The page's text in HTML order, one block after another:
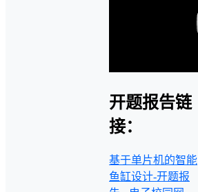
开题报告链
接：
基于单片机的智能
鱼缸设计-开题报